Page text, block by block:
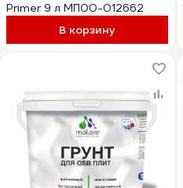
Primer 9 л МП00-012662
В корзину